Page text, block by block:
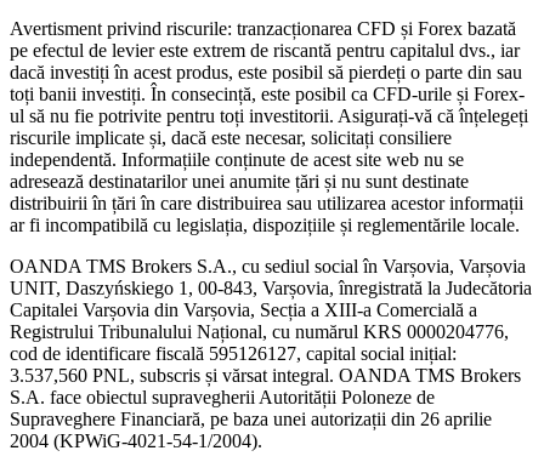
Avertisment privind riscurile: tranzacționarea CFD și Forex bazată
pe efectul de levier este extrem de riscantă pentru capitalul dvs., iar
dacă investiți în acest produs, este posibil să pierdeți o parte din sau
toți banii investiți. În consecință, este posibil ca CFD-urile și Forex-
ul să nu fie potrivite pentru toți investitorii. Asigurați-vă că înțelegeți
riscurile implicate și, dacă este necesar, solicitați consiliere
independentă. Informațiile conținute de acest site web nu se
adresează destinatarilor unei anumite țări și nu sunt destinate
distribuirii în țări în care distribuirea sau utilizarea acestor informații
ar fi incompatibilă cu legislația, dispozițiile și reglementările locale.
OANDA TMS Brokers S.A., cu sediul social în Varșovia, Varșovia
UNIT, Daszyńskiego 1, 00-843, Varșovia, înregistrată la Judecătoria
Capitalei Varșovia din Varșovia, Secția a XIII-a Comercială a
Registrului Tribunalului Național, cu numărul KRS 0000204776,
cod de identificare fiscală 595126127, capital social inițial:
3.537,560 PNL, subscris și vărsat integral. OANDA TMS Brokers
S.A. face obiectul supravegherii Autorității Poloneze de
Supraveghere Financiară, pe baza unei autorizații din 26 aprilie
2004 (KPWiG-4021-54-1/2004).